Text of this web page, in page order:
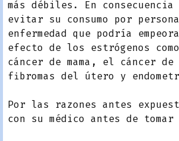
más débiles. En consecuencia
evitar su consumo por
enfermedad que podría
efecto de los estrógenos
cáncer de mama, el cáncer
fibromas del útero y
Por las razones antes
con su médico antes de